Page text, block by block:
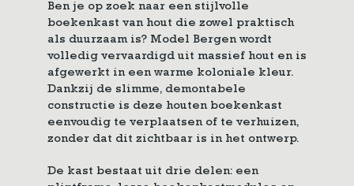
Ben je op zoek naar een stijlvolle
boekenkast van hout die zowel praktisch
als duurzaam is? Model Bergen wordt
volledig vervaardigd uit massief hout en is
afgewerkt in een warme koloniale kleur.
Dankzij de slimme, demontabele
constructie is deze houten boekenkast
eenvoudig te verplaatsen of te verhuizen,
zonder dat dit zichtbaar is in het ontwerp.
De kast bestaat uit drie delen: een